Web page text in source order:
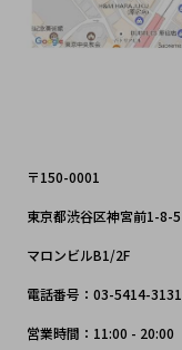
〒150-0001
東京都渋谷区神宮前1-8-5
マロンビルB1/2F
電話番号：03-5414-3131
営業時間：11:00 - 20:00